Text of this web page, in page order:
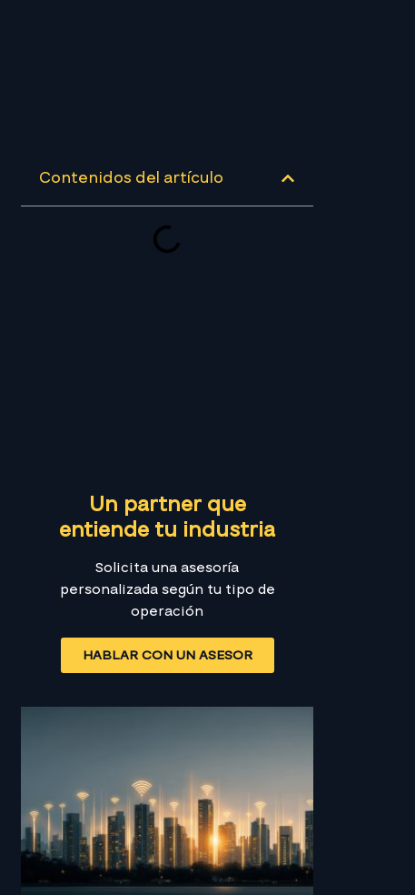
Contenidos del artículo
Un partner que
entiende tu industria
Solicita una asesoría
personalizada según tu tipo de
operación
HABLAR CON UN ASESOR